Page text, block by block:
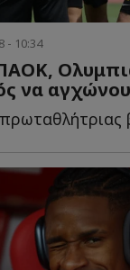
- 10:34
να